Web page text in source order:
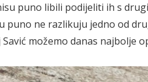
puno libili podijeliti ih s
puno ne razlikuju jedno od
možemo danas najbolje